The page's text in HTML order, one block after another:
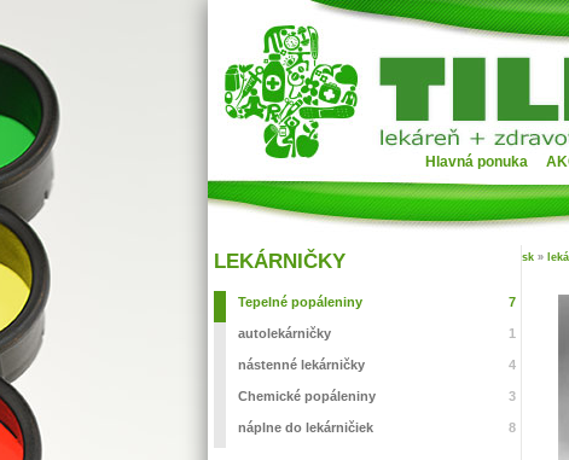
Hlavná ponuka
sk »
LEKÁRNIČKY
Tepelné popáleniny 7
autolekárničky 1
nástenné lekárničky 4
Chemické popáleniny 3
náplne do lekárničiek 8